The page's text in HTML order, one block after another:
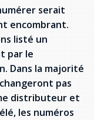
serait
encombrant.
listé un
par le
Dans la majorité
pas
distributeur et
les numéros